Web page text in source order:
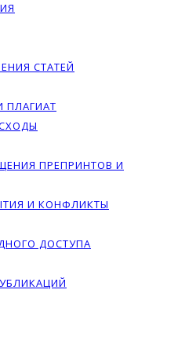
СТАТЕЙ
ПЛАГИАТ
ПРЕПРИНТОВ И
И КОНФЛИКТЫ
ДОСТУПА